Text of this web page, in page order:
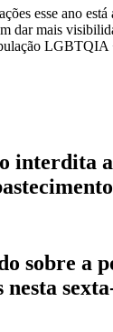
esse ano
dar mais
LGBTQIA
interdita
sobre a
nesta